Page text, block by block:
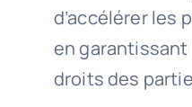
d’accélérer les
en
droits des